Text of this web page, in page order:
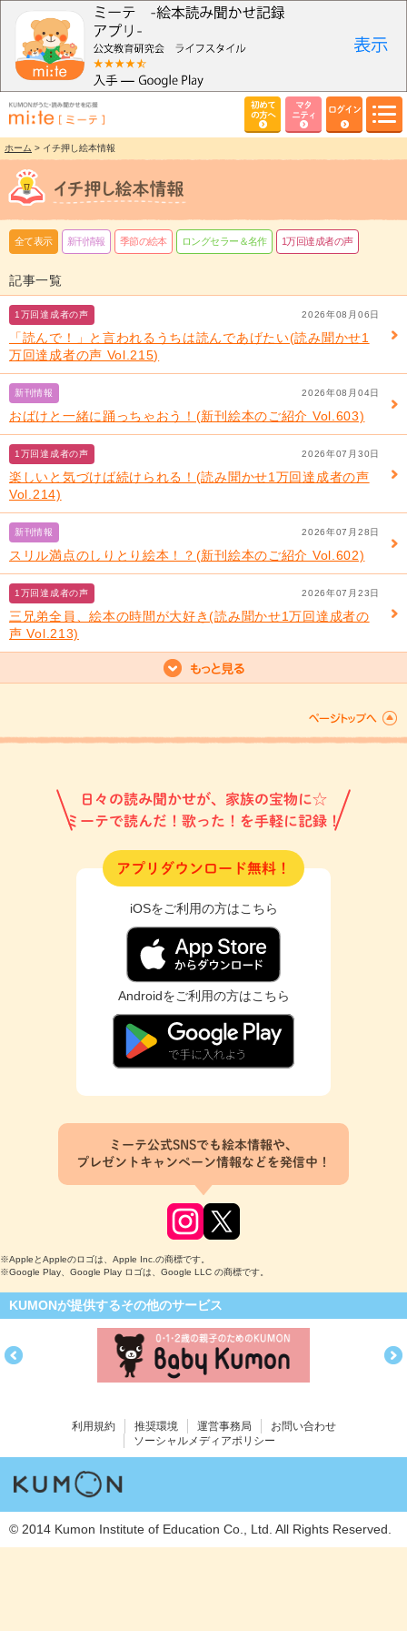
初めて
の方へ
マタ
ニティ
ログイン
ホーム > イチ押し絵本情報
全て表示 新刊情報 季節の絵本 ロングセラー＆名作 1万回達成者の声
記事一覧
2026年08月06日
1万回達成者の声
「読んで！」と言われるうちは読んであげたい(読み聞かせ1
万回達成者の声 Vol.215)
2026年08月04日
新刊情報
おばけと一緒に踊っちゃおう！(新刊絵本のご紹介 Vol.603)
2026年07月30日
1万回達成者の声
楽しいと気づけば続けられる！(読み聞かせ1万回達成者の声
Vol.214)
2026年07月28日
新刊情報
スリル満点のしりとり絵本！？(新刊絵本のご紹介 Vol.602)
2026年07月23日
1万回達成者の声
三兄弟全員、絵本の時間が大好き(読み聞かせ1万回達成者の
声 Vol.213)
日々の読み聞かせが、家族の宝物に☆
ミーテで読んだ！歌った！を手軽に記録！
アプリダウンロード無料！
iOSをご利用の方はこちら
Androidをご利用の方はこちら
ミーテ公式SNSでも絵本情報や、
プレゼントキャンペーン情報などを発信中！
※AppleとAppleのロゴは、Apple Inc.の商標です。
※Google Play、Google Play ロゴは、Google LLC の商標です。
KUMONが提供するその他のサービス
利用規約 推奨環境 運営事務局
お問い合わせ
ソーシャルメディアポリシー
© 2014 Kumon Institute of Education Co., Ltd. All Rights Reserved.